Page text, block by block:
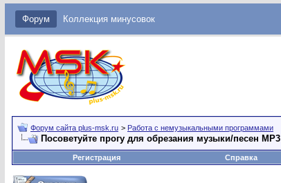
Форум Коллекция минусовок
Форум сайта plus-msk.ru > Работа с немузыкальными программами
Посоветуйте прогу для обрезания музыки/песен MP3
Регистрация Справка